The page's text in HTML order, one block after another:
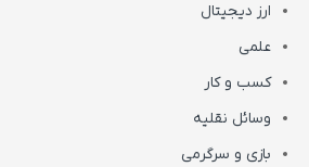
ارز دیجیتال
علمی
کسب و کار
وسائل نقلیه
بازی و سرگرمی